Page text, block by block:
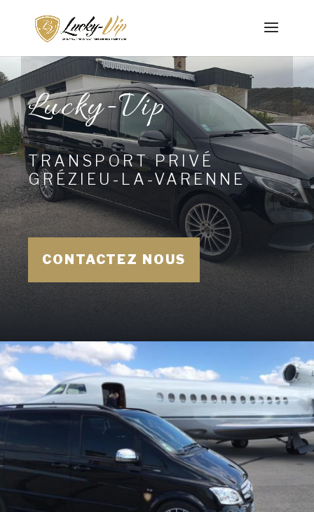
Lucky-Vip
TRANSPORT PRIVÉ
GRÉZIEU-LA-VARENNE
CONTACTEZ NOUS